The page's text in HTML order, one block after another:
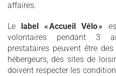
affaires.
Le label « Accueil Vélo »
volontaires pendant 3
prestataires peuvent être
hébergeurs, des sites de
doivent respecter les